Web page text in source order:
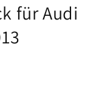
für Audi